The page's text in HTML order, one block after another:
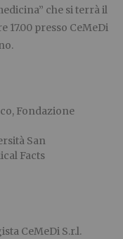
che si terrà il
17.00 presso CeMeDi
Fondazione
San
Facts
CeMeDi S.r.l.